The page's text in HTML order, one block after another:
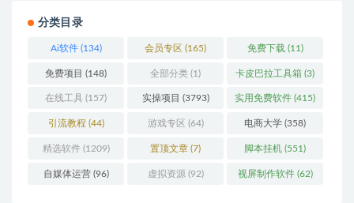
分类目录
Ai软件(134) 会员专区 (165) 免费下载 (11)
免费项目 (148) 全部分类 (1) 卡皮巴拉工具箱 (3)
在线工具 (157) 实操项目 (3793) 实用免费软件 (415)
引流教程 (44) 游戏专区 (64) 电商大学 (358)
精选软件(1209) 置顶文章 (7) 脚本挂机 (551)
自媒体运营(96) 虚拟资源 (92) 视屏制作软件(62)